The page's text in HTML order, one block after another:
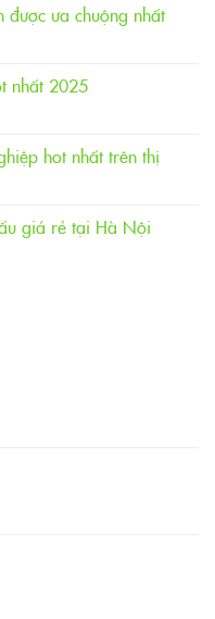
được ưa chuộng nhất
nhất 2025
hot nhất trên thị
giá rẻ tại Hà Nội